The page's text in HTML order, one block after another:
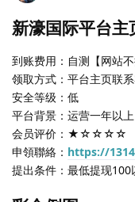
新濠国际平台
到账费用：自测【网站不
领取方式：平台主页联
安全等级：低
平台背景：运营一年以上
会员评价：★☆☆☆☆
申領聯絡： https://
提出条件：最低提现100